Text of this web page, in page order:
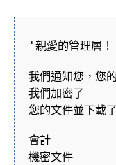
'親愛的管理層！
我們通知您，您
我們加密了
您的文件並下載
會計
機密文件